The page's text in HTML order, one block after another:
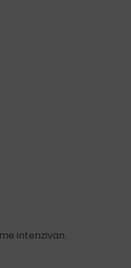
intenzivan.